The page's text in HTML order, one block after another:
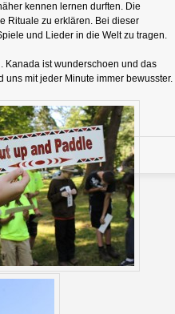
kennen lernen durften. Die
Rituale zu erklären. Bei dieser
und Lieder in die Welt zu tragen.
Kanada ist wunderschoen und das
mit jeder Minute immer bewusster.